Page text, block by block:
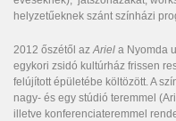
helyzetűeknek szánt színházi
2012 őszétől azAriel a Nyomda
egykori zsidó kultúrház frissen
felújított épületébe költözött. A
nagy- és egy stúdió teremmel
illetve konferenciateremmel